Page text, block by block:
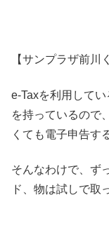
【サンプラザ前川
e-Taxを利用して
を持っているので
くても電子申告す
そんなわけで、ず
ド、物は試しで取